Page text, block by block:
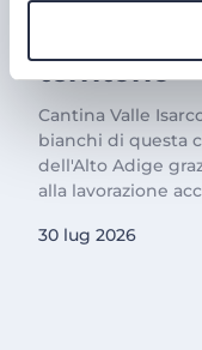
territorio
Cantina Valle
bianchi di questa
dell'Alto Adige
alla lavorazione
30 lug 2026